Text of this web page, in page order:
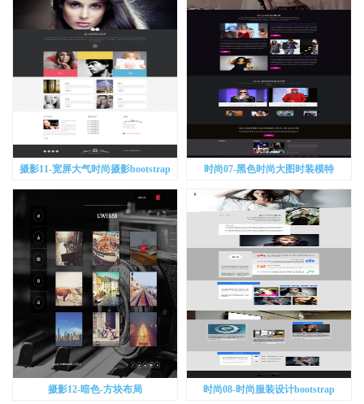
摄影11-宽屏大气时尚摄影bootstrap
时尚07-黑色时尚大图时装模特
bootstrap
摄影12-暗色-方块布局 时尚08-时尚服装设计bootstrap